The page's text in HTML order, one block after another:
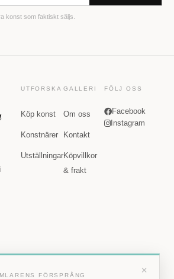
konst som faktiskt säljs.
UTFORSKA
Köp konst
Konstnärer
Utställningar
GALLERI
Om oss
Kontakt
Köpvillkor
& frakt
FÖLJ OSS
Facebook
Instagram
×
FÖRSPRÅNG